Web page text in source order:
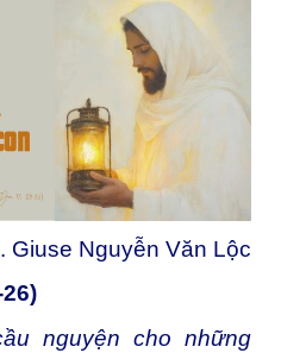
Giuse Nguyễn Văn Lộc
nguyện cho những